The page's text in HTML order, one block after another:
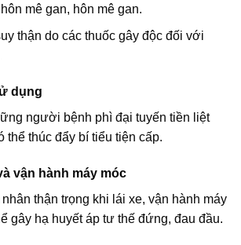
mê gan, hôn mê gan.
thận do các thuốc gây độc đối với
dụng
người bệnh phì đại tuyến tiền liệt
thể thúc đẩy bí tiểu tiện cấp.
vận hành máy móc
thận trọng khi lái xe, vận hành máy
gây hạ huyết áp tư thế đứng, đau đầu.